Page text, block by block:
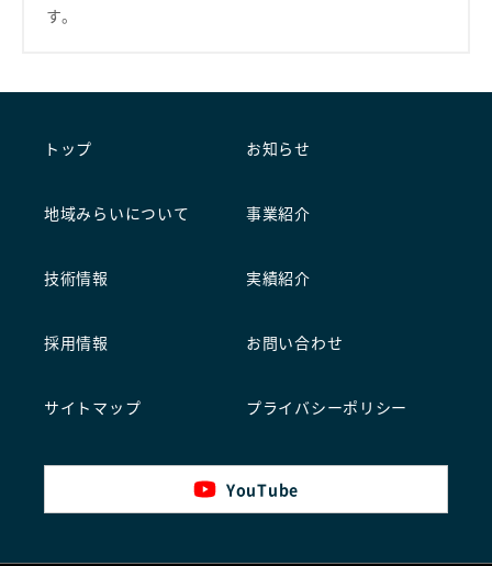
す。
トップ お知らせ
地域みらいについて 事業紹介
技術情報 実績紹介
採用情報 お問い合わせ
サイトマップ プライバシーポリシー
YouTube